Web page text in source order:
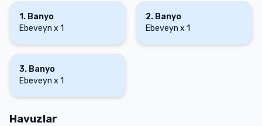
1 . Banyo
Ebeveyn x 1
2. Banyo
Ebeveyn x 1
3. Banyo
Ebeveyn x 1
Havuzlar